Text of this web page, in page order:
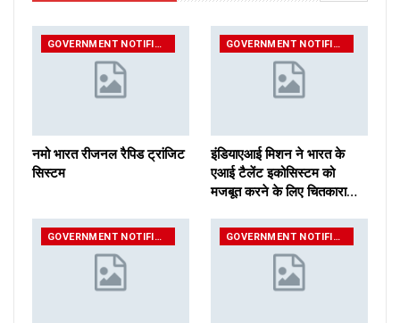
GOVERNMENT NOTIFICATIONS
नमो भारत रीजनल रैपिड ट्रांजिट
सिस्टम
GOVERNMENT NOTIFICATIONS
इंडियाएआई मिशन ने भारत के
एआई टैलेंट इकोसिस्टम को
मजबूत करने के लिए चितकारा…
GOVERNMENT NOTIFICATIONS GOVERNMENT NOTIFICATIONS